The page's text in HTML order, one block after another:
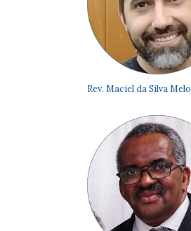
Rev. Maciel da Silva Melo